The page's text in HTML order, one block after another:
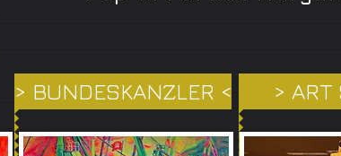
> BUNDESKANZLER < > ART